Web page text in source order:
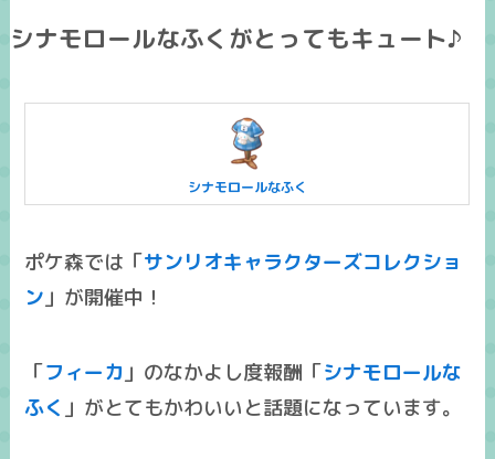
シナモロールなふくがとってもキュート♪
シナモロールなふく
ポケ森では「サンリオキャラクターズコレクショ
ン」が開催中！
「フィーカ 」のなかよし度報酬「シナモロールな
ふく 」がとてもかわいいと話題になっています。